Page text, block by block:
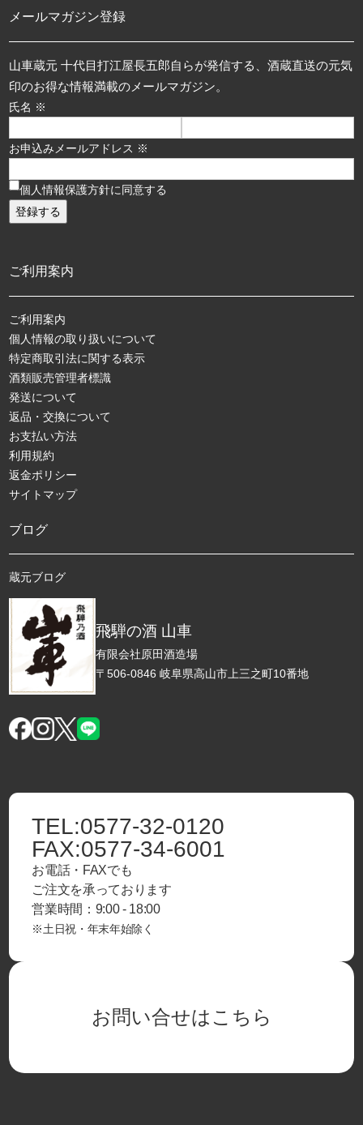
飛騨の酒 山車
有限会社原田酒造場
〒506-0846 岐阜県高山市上三之町10番地
メールマガジン登録
山車蔵元 十代目打江屋長五郎自らが発信する、酒蔵直送の元気
印のお得な情報満載のメールマガジン。
氏名 ※
お申込みメールアドレス ※
個人情報保護方針に同意する
ご利用案内
ご利用案内
個人情報の取り扱いについて
特定商取引法に関する表示
酒類販売管理者標識
発送について
返品・交換について
お支払い方法
利用規約
返金ポリシー
サイトマップ
ブログ
蔵元ブログ
TEL:0577-32-0120
FAX:0577-34-6001
お電話・FAXでも
ご注文を承っております
営業時間：9:00 - 18:00
※土日祝・年末年始除く
お問い合せはこちら